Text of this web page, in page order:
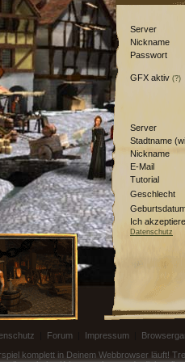
Server
Nickname
Passwort
GFX aktiv (?)
Server
Stadtname
Nickname
E-Mail
Tutorial
Geschlecht
Ich
Datenschutz
Forum Impressum
komplett in Deinem Webbrowser läuft!